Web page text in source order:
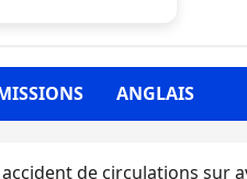
ANGLAIS
de circulations sur